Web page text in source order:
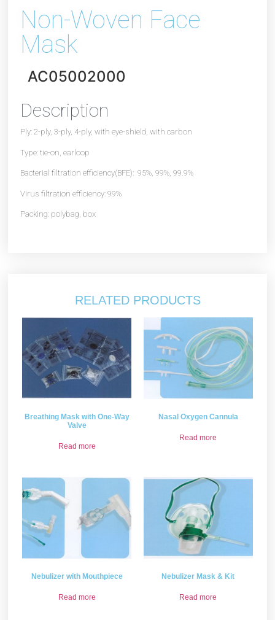
Non-Woven Face
Mask
AC05002000
Description
Ply: 2-ply, 3-ply, 4-ply, with eye-shield, with carbon
Type: tie-on, earloop
Bacterial filtration efficiency(BFE): 95%, 99%, 99.9%
Virus filtration efficiency: 99%
Packing: polybag, box
RELATED PRODUCTS
Breathing Mask with One-Way
Valve
Read more
Nasal Oxygen Cannula
Read more
Nebulizer with Mouthpiece
Read more
Nebulizer Mask & Kit
Read more